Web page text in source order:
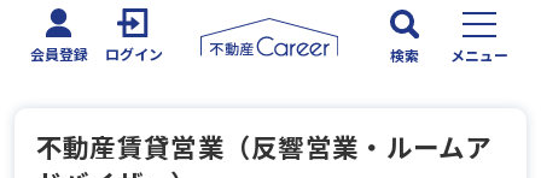
会員登録 ログイン 検索 メニュー
不動産賃貸営業（反響営業・ルームア